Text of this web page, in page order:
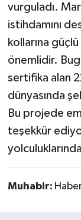
vurguladı.
istihdamını
kollarına
önemlidir.
sertifika alan
dünyasında
Bu projede
teşekkür
Muhabir: